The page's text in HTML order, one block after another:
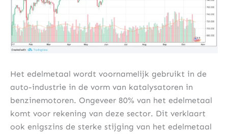
Het edelmetaal wordt voornamelijk gebruikt in de
auto-industrie in de vorm van katalysatoren in
benzinemotoren. Ongeveer 80% van het edelmetaal
komt voor rekening van deze sector. Dit verklaart
ook enigszins de sterke stijging van het edelmetaal